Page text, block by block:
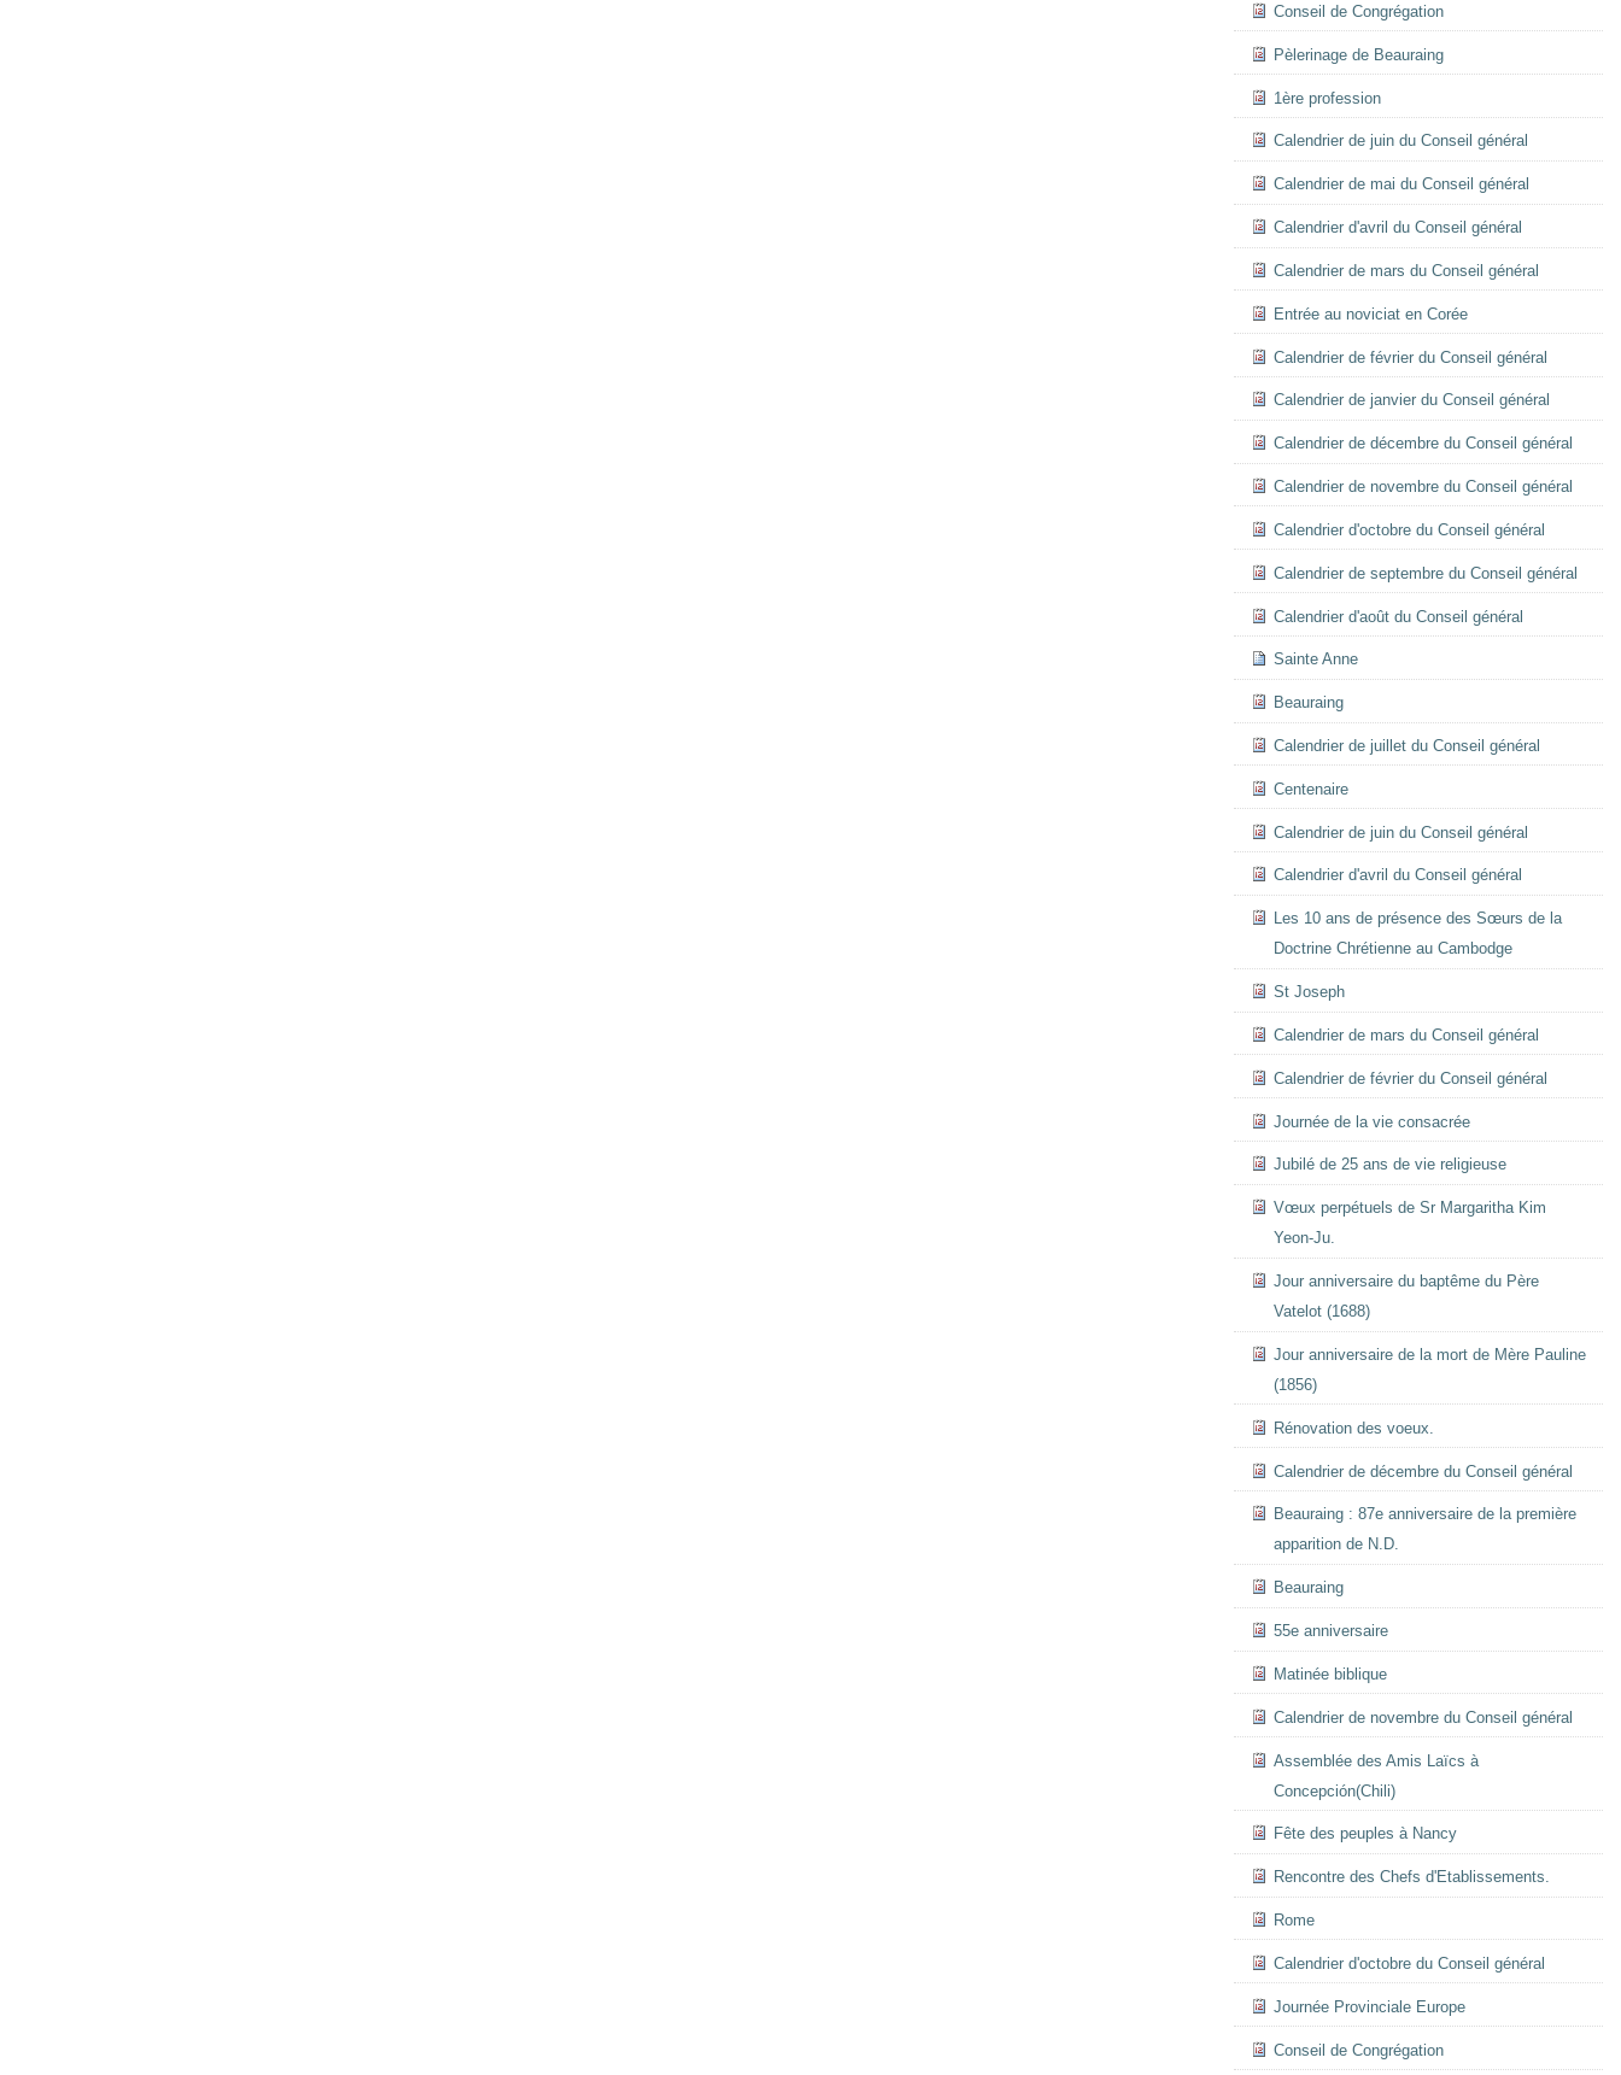
Conseil de Congrégation
Pèlerinage de Beauraing
1ère profession
Calendrier de juin du Conseil général
Calendrier de mai du Conseil général
Calendrier d'avril du Conseil général
Calendrier de mars du Conseil général
Entrée au noviciat en Corée
Calendrier de février du Conseil général
Calendrier de janvier du Conseil général
Calendrier de décembre du Conseil général
Calendrier de novembre du Conseil général
Calendrier d'octobre du Conseil général
Calendrier de septembre du Conseil général
Calendrier d'août du Conseil général
Sainte Anne
Beauraing
Calendrier de juillet du Conseil général
Centenaire
Calendrier de juin du Conseil général
Calendrier d'avril du Conseil général
Les 10 ans de présence des Sœurs de la
Doctrine Chrétienne au Cambodge
St Joseph
Calendrier de mars du Conseil général
Calendrier de février du Conseil général
Journée de la vie consacrée
Jubilé de 25 ans de vie religieuse
Vœux perpétuels de Sr Margaritha Kim
Yeon-Ju.
Jour anniversaire du baptême du Père
Vatelot (1688)
Jour anniversaire de la mort de Mère Pauline
(1856)
Rénovation des voeux.
Calendrier de décembre du Conseil général
Beauraing : 87e anniversaire de la première
apparition de N.D.
Beauraing
55e anniversaire
Matinée biblique
Calendrier de novembre du Conseil général
Assemblée des Amis Laïcs à
Concepción(Chili)
Fête des peuples à Nancy
Rencontre des Chefs d'Etablissements.
Rome
Calendrier d'octobre du Conseil général
Journée Provinciale Europe
Conseil de Congrégation